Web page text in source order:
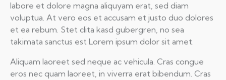
labore et dolore magna aliquyam erat, sed diam
voluptua. At vero eos et accusam et justo duo dolores
et ea rebum. Stet clita kasd gubergren, no sea
takimata sanctus est Lorem ipsum dolor sit amet.
Aliquam laoreet sed neque ac vehicula. Cras congue
eros nec quam laoreet, in viverra erat bibendum. Cras